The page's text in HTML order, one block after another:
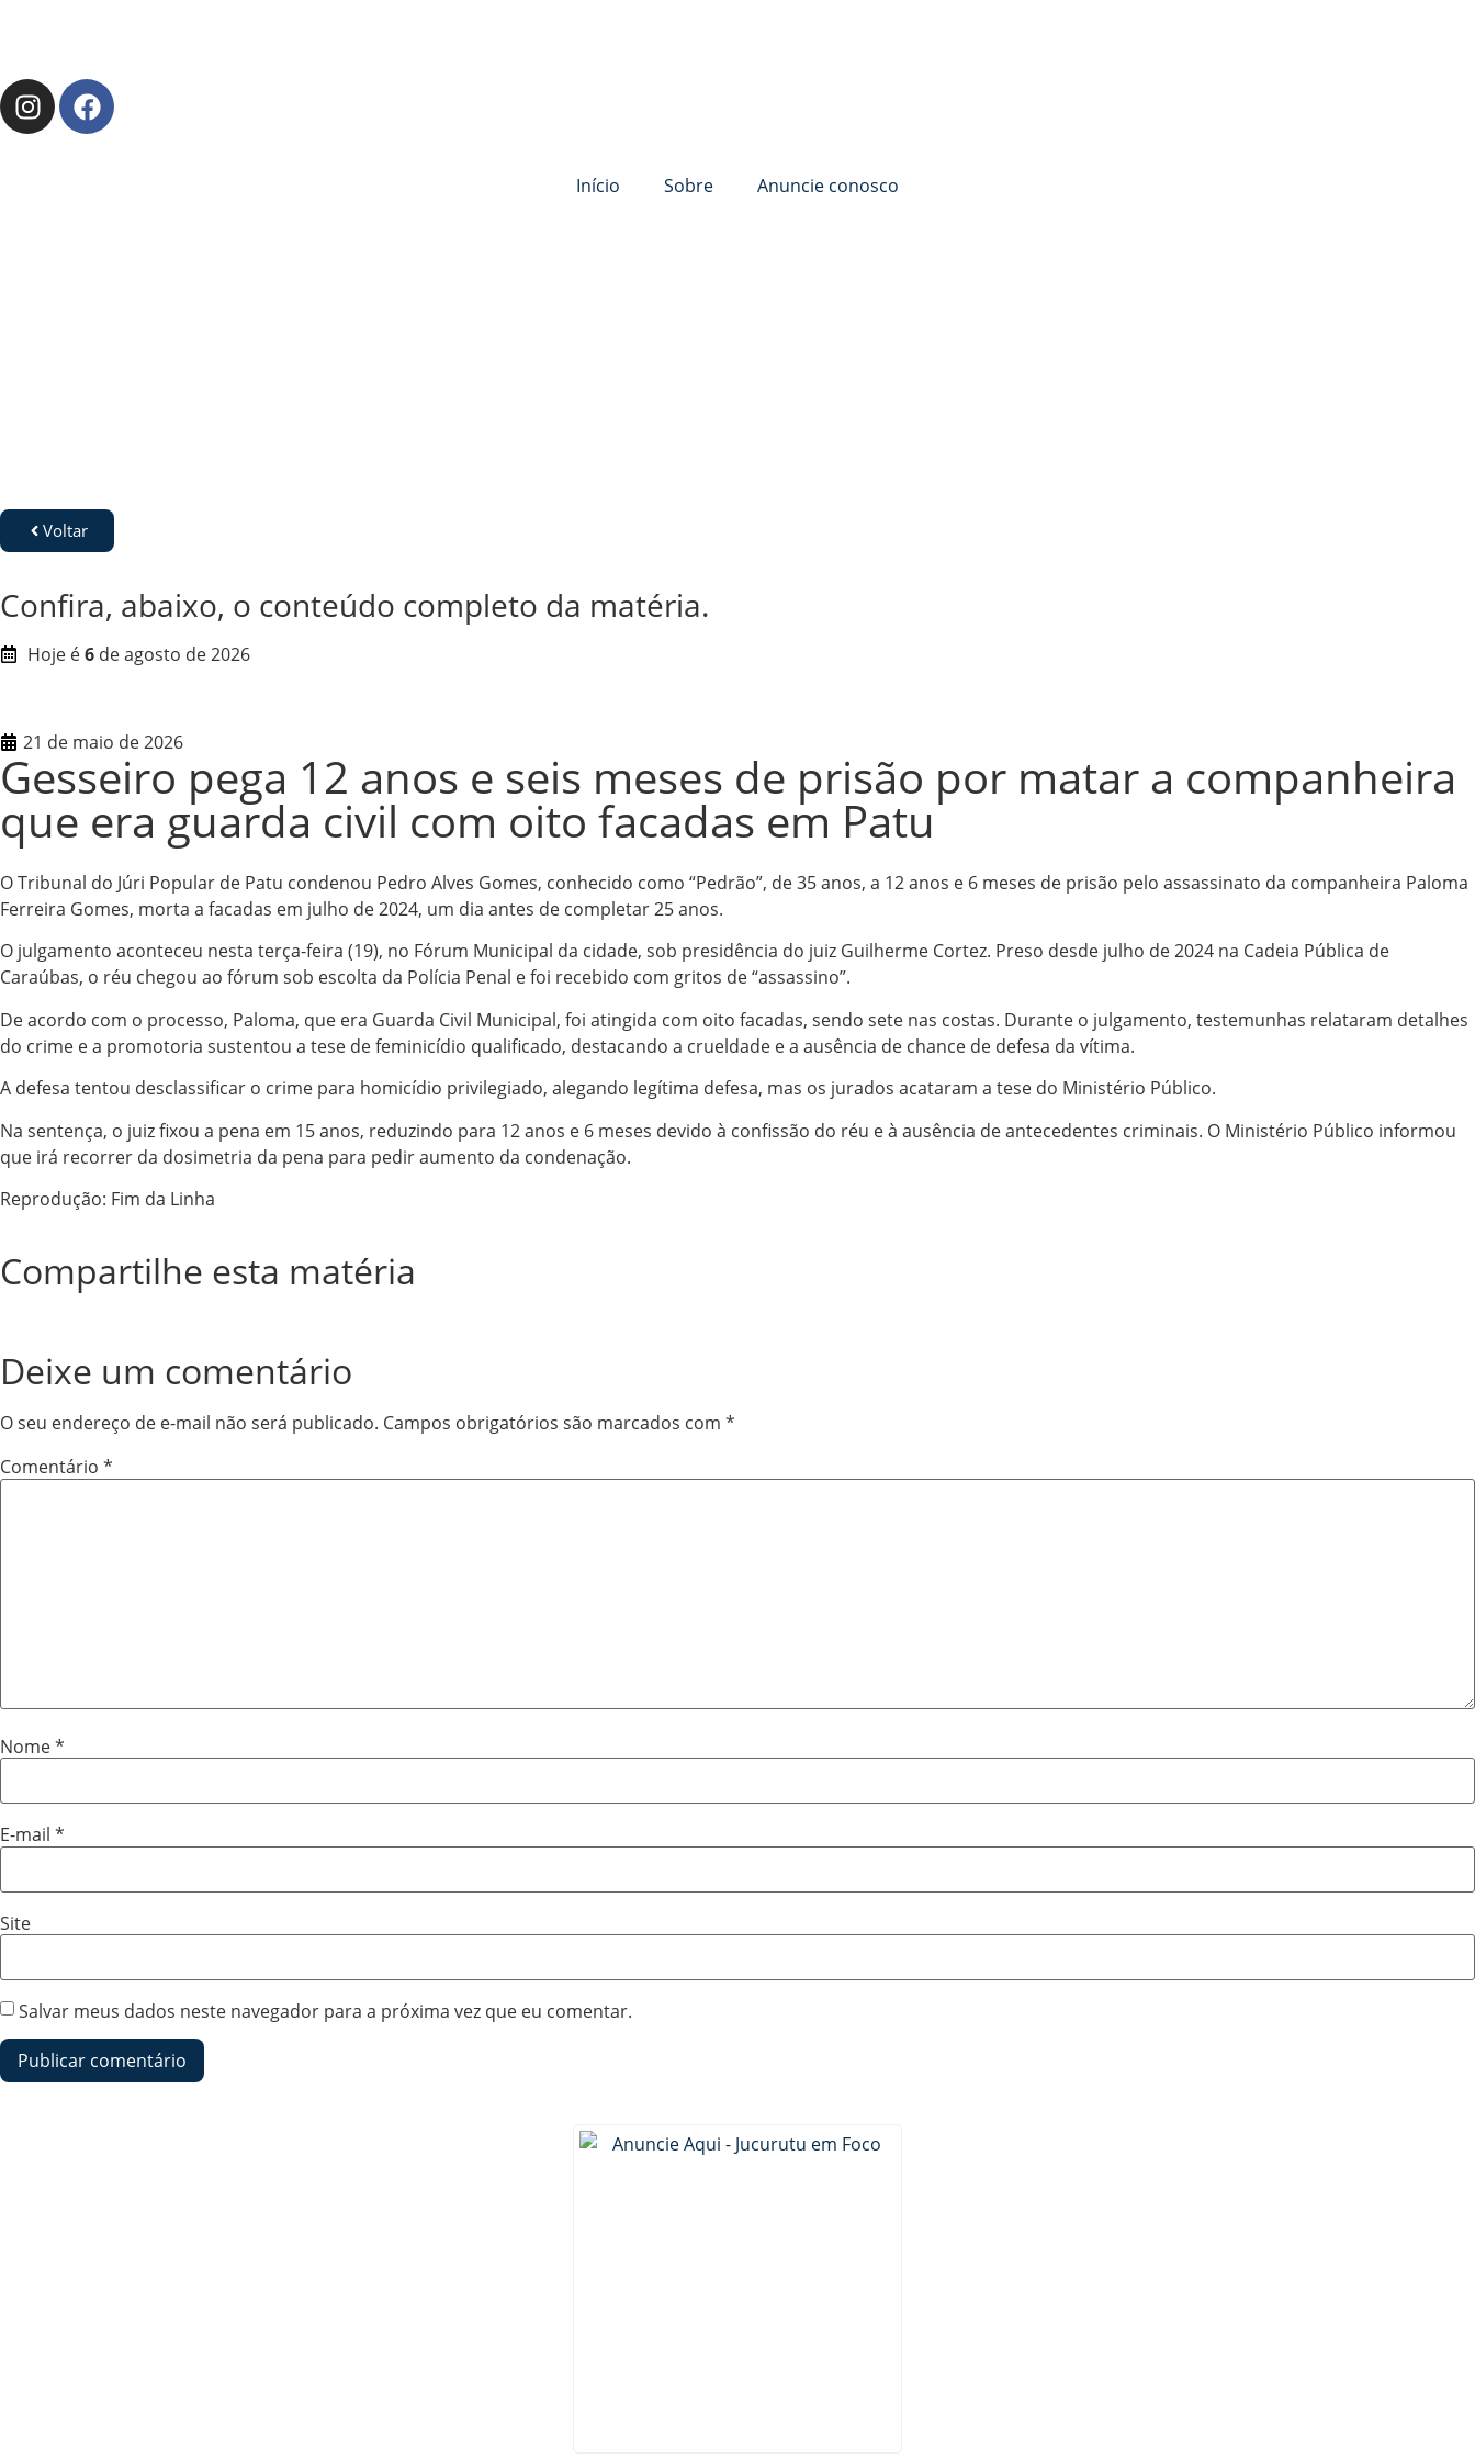
Início Sobre Anuncie conosco
Voltar
Confira, abaixo, o conteúdo completo da matéria.
Hoje é6 de agosto de 2026
21 de maio de 2026
Gesseiro pega 12 anos e seis meses de prisão por matar a companheira
que era guarda civil com oito facadas em Patu
O Tribunal do Júri Popular de Patu condenou Pedro Alves Gomes, conhecido como “Pedrão”, de 35 anos, a 12 anos e 6 meses de prisão pelo assassinato da companheira Paloma
Ferreira Gomes, morta a facadas em julho de 2024, um dia antes de completar 25 anos.
O julgamento aconteceu nesta terça-feira (19), no Fórum Municipal da cidade, sob presidência do juiz Guilherme Cortez. Preso desde julho de 2024 na Cadeia Pública de
Caraúbas, o réu chegou ao fórum sob escolta da Polícia Penal e foi recebido com gritos de “assassino”.
De acordo com o processo, Paloma, que era Guarda Civil Municipal, foi atingida com oito facadas, sendo sete nas costas. Durante o julgamento, testemunhas relataram detalhes
do crime e a promotoria sustentou a tese de feminicídio qualificado, destacando a crueldade e a ausência de chance de defesa da vítima.
A defesa tentou desclassificar o crime para homicídio privilegiado, alegando legítima defesa, mas os jurados acataram a tese do Ministério Público.
Na sentença, o juiz fixou a pena em 15 anos, reduzindo para 12 anos e 6 meses devido à confissão do réu e à ausência de antecedentes criminais. O Ministério Público informou
que irá recorrer da dosimetria da pena para pedir aumento da condenação.
Reprodução: Fim da Linha
Compartilhe esta matéria
Deixe um comentário
O seu endereço de e-mail não será publicado. Campos obrigatórios são marcados com *
Comentário *
Nome*
E-mail *
Site
Salvar meus dados neste navegador para a próxima vez que eu comentar.